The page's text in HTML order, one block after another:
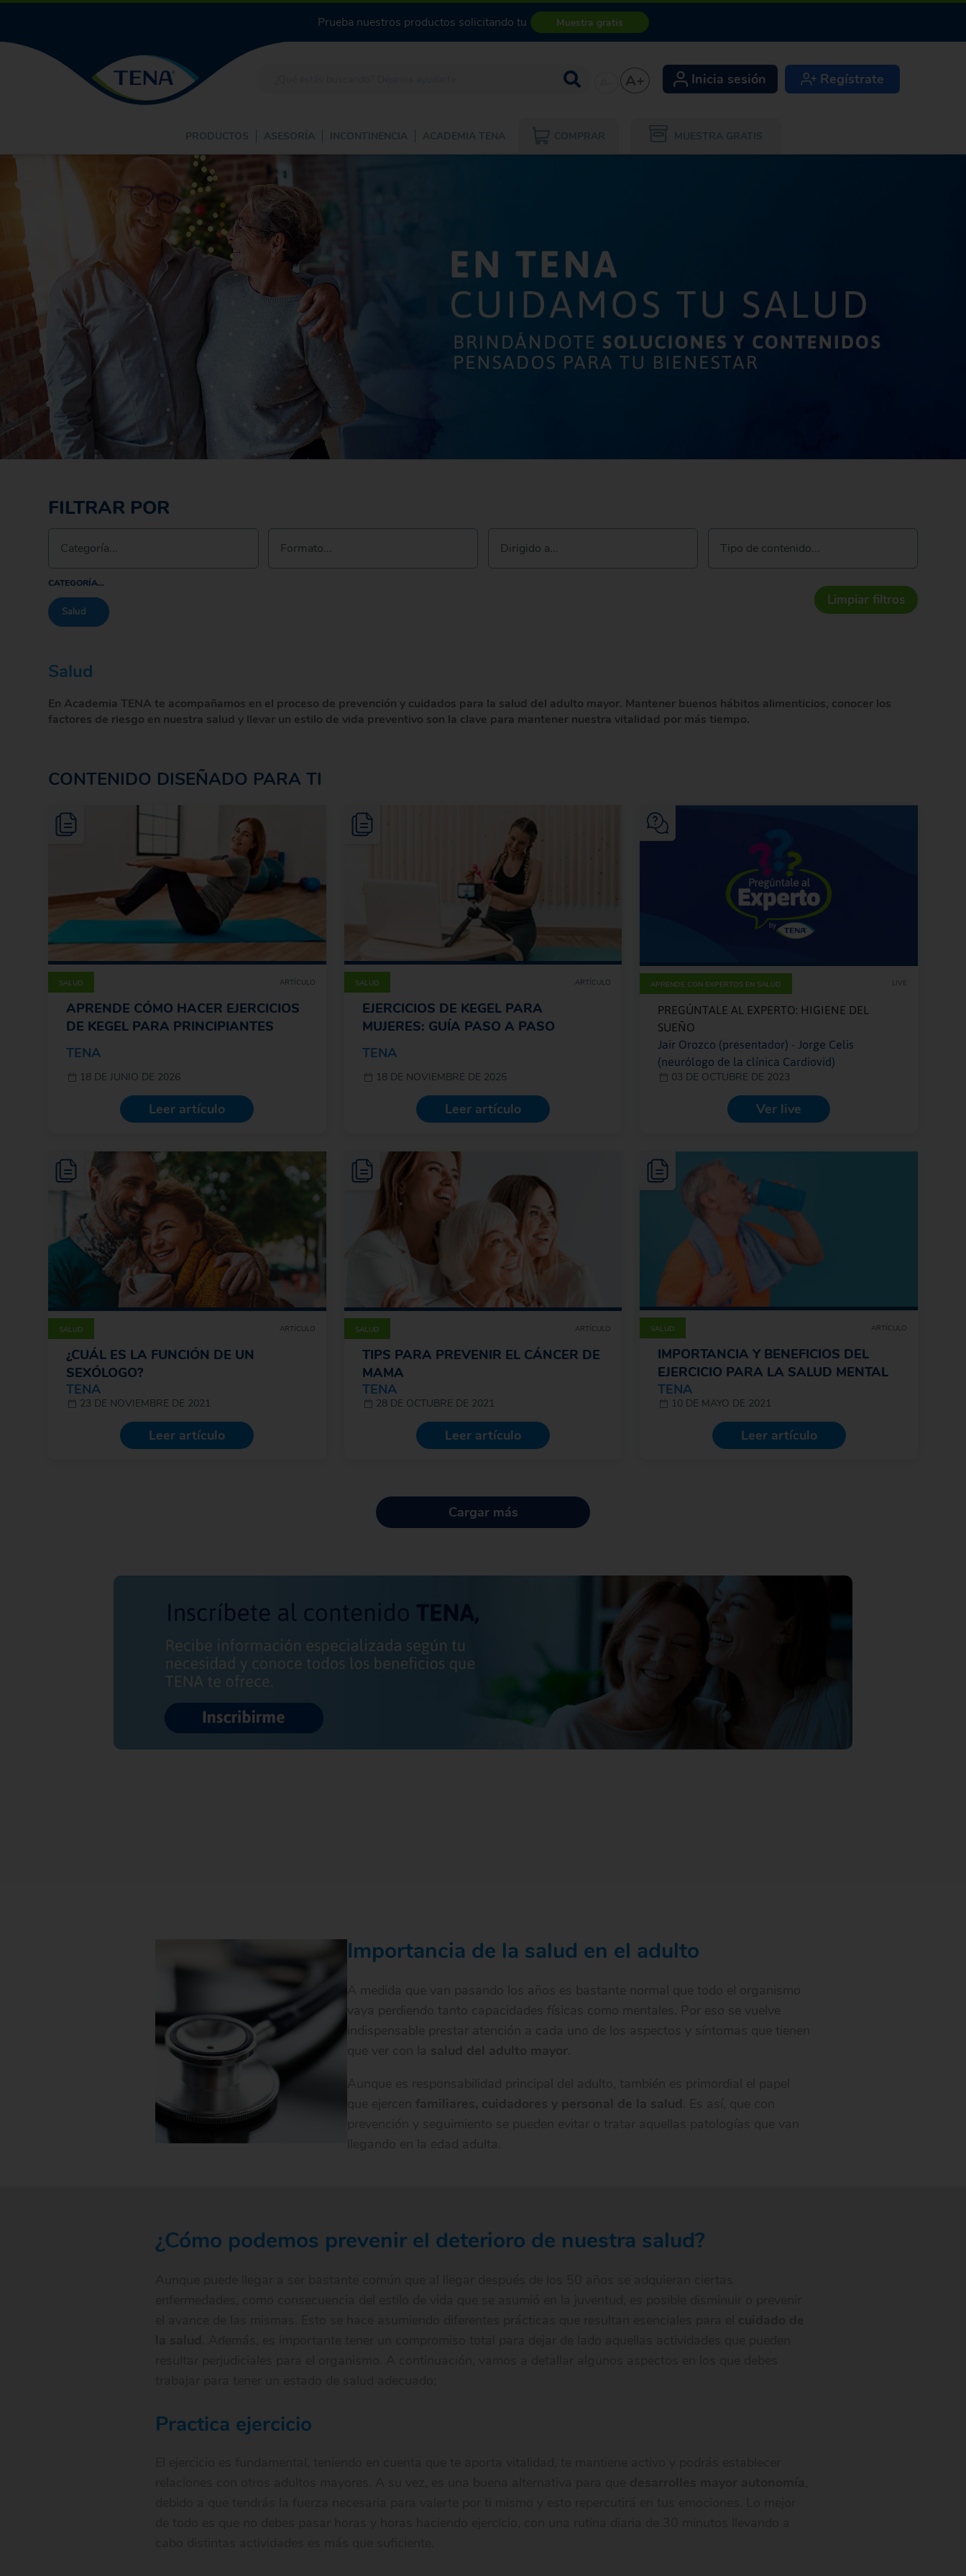
Prueba nuestros productos solicitando tu Muestra gratis
A+ Inicia sesión Regístrate
PRODUCTOS ASESORÍA INCONTINENCIA ACADEMIA TENA COMPRAR MUESTRA GRATIS
FILTRAR POR
Categoría... Formato... Dirigido a... Tipo de contenido...
CATEGORÍA...
Salud
Limpiar filtros
Salud
En Academia TENA te acompañamos en el proceso de prevención y cuidados para la salud del adulto mayor. Mantener buenos hábitos alimenticios, conocer los
factores de riesgo en nuestra salud y llevar un estilo de vida preventivo son la clave para mantener nuestra vitalidad por más tiempo.
CONTENIDO DISEÑADO PARA TI
SALUD ARTÍCULO
APRENDE CÓMO HACER EJERCICIOS
DE KEGEL PARA PRINCIPIANTES
TENA
18 DE JUNIO DE 2026
Leer artículo
SALUD ARTÍCULO
EJERCICIOS DE KEGEL PARA
MUJERES: GUÍA PASO A PASO
TENA
18 DE NOVIEMBRE DE 2025
Leer artículo
APRENDE CON EXPERTOS EN SALUD LIVE
PREGÚNTALE AL EXPERTO: HIGIENE DEL
SUEÑO
Jair Orozco (presentador) - Jorge Celis
(neurólogo de la clínica Cardiovid)
03 DE OCTUBRE DE 2023
Ver live
SALUD ARTÍCULO
¿CUÁL ES LA FUNCIÓN DE UN
SEXÓLOGO?
TENA
23 DE NOVIEMBRE DE 2021
Leer artículo
SALUD ARTÍCULO
TIPS PARA PREVENIR EL CÁNCER DE
MAMA
TENA
28 DE OCTUBRE DE 2021
Leer artículo
SALUD ARTÍCULO
IMPORTANCIA Y BENEFICIOS DEL
EJERCICIO PARA LA SALUD MENTAL
TENA
10 DE MAYO DE 2021
Leer artículo
Cargar más
Importancia de la salud en el adulto
¿Cómo podemos prevenir el deterioro de nuestra salud?
Practica ejercicio